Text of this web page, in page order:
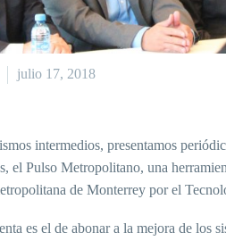
julio 17, 2018
intermedios, presentamos
el Pulso Metropolitano, una
de Monterrey por el
es el de abonar a la mejora de los